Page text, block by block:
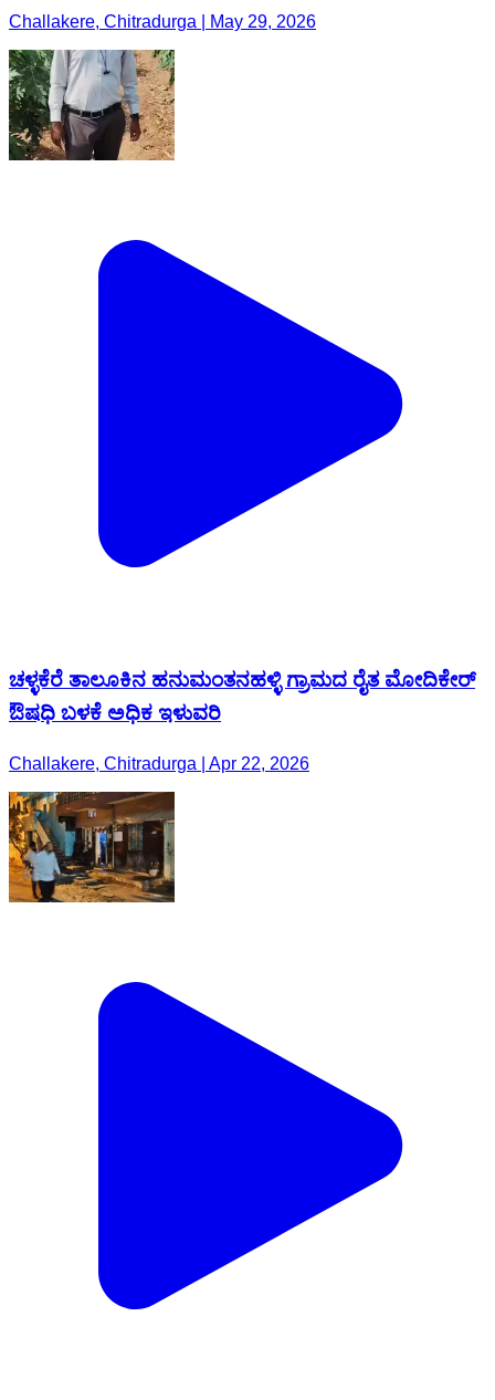
Challakere, Chitradurga | May 29, 2026
ಚಳ್ಳಕೆರೆ ತಾಲೂಕಿನ ಹನುಮಂತನಹಳ್ಳಿ ಗ್ರಾಮದ ರೈತ ಮೋದಿಕೇರ್
ಔಷಧಿ ಬಳಕೆ ಅಧಿಕ ಇಳುವರಿ
Challakere, Chitradurga | Apr 22, 2026